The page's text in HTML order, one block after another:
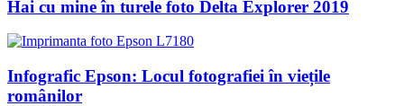
Hai cu mine în turele foto Delta Explorer 2019
Infografic Epson: Locul fotografiei în viețile
românilor